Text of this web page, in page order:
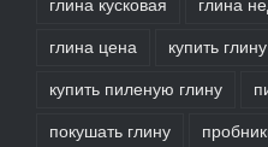
глина кусковая глина
глина цена купить
купить пиленую глину
покушать глину